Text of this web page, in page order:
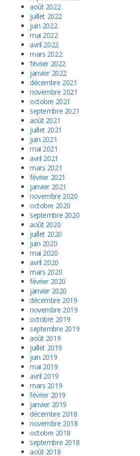
août 2022
juillet 2022
juin 2022
mai 2022
avril 2022
mars 2022
février 2022
janvier 2022
décembre 2021
novembre 2021
octobre 2021
septembre 2021
août 2021
juillet 2021
juin 2021
mai 2021
avril 2021
mars 2021
février 2021
janvier 2021
novembre 2020
octobre 2020
septembre 2020
août 2020
juillet 2020
juin 2020
mai 2020
avril 2020
mars 2020
février 2020
janvier 2020
décembre 2019
novembre 2019
octobre 2019
septembre 2019
août 2019
juillet 2019
juin 2019
mai 2019
avril 2019
mars 2019
février 2019
janvier 2019
décembre 2018
novembre 2018
octobre 2018
septembre 2018
août 2018